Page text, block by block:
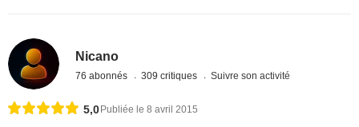
Nicano
76 abonnés 309 critiques Suivre son activité
5,0 Publiée le 8 avril 2015